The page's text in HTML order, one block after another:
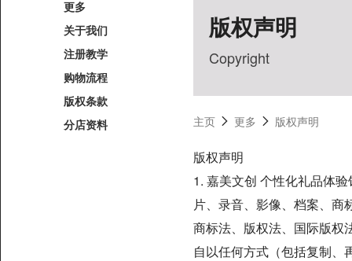
更多
关于我们
注册教学
购物流程
版权条款
分店资料
版权声明
Copyright
主页 更多 版权声明
版权声明
1. 嘉美文创 个性化礼品体
片、录音、影像、档案、商
商标法、版权法、国际版权
自以任何方式（包括复制、